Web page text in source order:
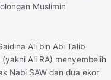
Muslimin
Ali bin Abi Talib
Ali RA) menyembelih
Nabi SAW dan dua ekor